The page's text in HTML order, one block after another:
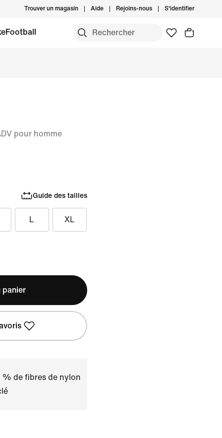
Trouver un magasin Aide Rejoins-nous S'identifier
pour homme
Guide des tailles
L XL
panier
de fibres de nylon